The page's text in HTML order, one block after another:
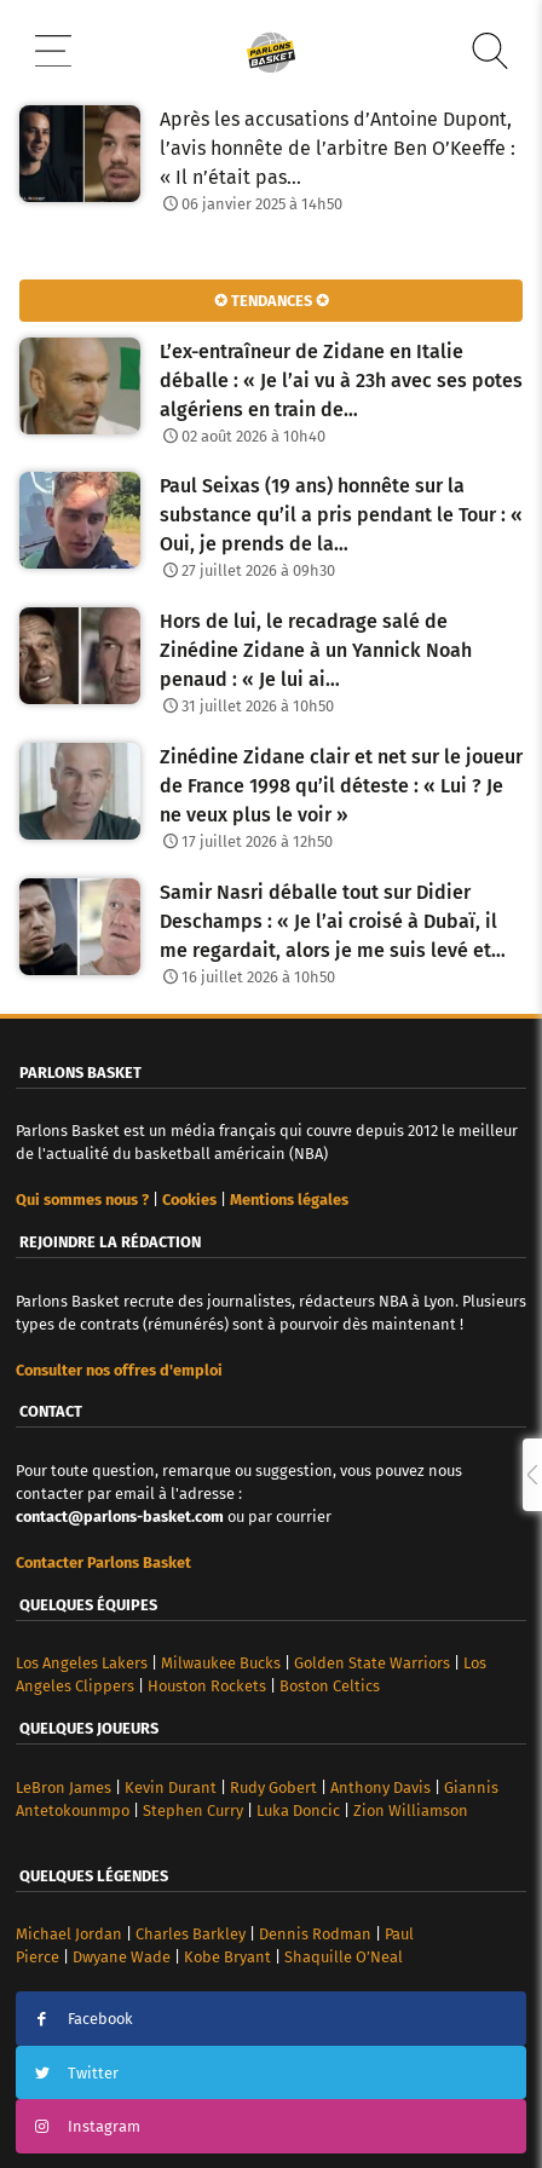
contenu
Après les accusations d’Antoine Dupont,
l’avis honnête de l’arbitre Ben O’Keeffe :
« Il n’était pas…
06 janvier 2025 à 14h50
✪ TENDANCES ✪
L’ex-entraîneur de Zidane en Italie
déballe : « Je l’ai vu à 23h avec ses potes
algériens en train de…
02 août 2026 à 10h40
Paul Seixas (19 ans) honnête sur la
substance qu’il a pris pendant le Tour : «
Oui, je prends de la…
27 juillet 2026 à 09h30
Hors de lui, le recadrage salé de
Zinédine Zidane à un Yannick Noah
penaud : « Je lui ai…
31 juillet 2026 à 10h50
Zinédine Zidane clair et net sur le joueur
de France 1998 qu’il déteste : « Lui ? Je
ne veux plus le voir »
17 juillet 2026 à 12h50
Samir Nasri déballe tout sur Didier
Deschamps : « Je l’ai croisé à Dubaï, il
me regardait, alors je me suis levé et…
16 juillet 2026 à 10h50
PARLONS BASKET
Parlons Basket est un média français qui couvre depuis 2012 le meilleur
de l'actualité du basketball américain (NBA)
Qui sommes nous ?| Cookies| Mentions légales
REJOINDRE LA RÉDACTION
Parlons Basket recrute des journalistes, rédacteurs NBA à Lyon. Plusieurs
types de contrats (rémunérés) sont à pourvoir dès maintenant !
Consulter nos offres d'emploi
CONTACT
Pour toute question, remarque ou suggestion, vous pouvez nous
contacter par email à l'adresse :
contact@parlons-basket.com ou par courrier
Contacter Parlons Basket
QUELQUES ÉQUIPES
Los Angeles Lakers| Milwaukee Bucks| Golden State Warriors| Los
Angeles Clippers| Houston Rockets| Boston Celtics
QUELQUES JOUEURS
LeBron James| Kevin Durant Rudy Gobert Anthony Davis| Giannis
Antetokounmpo| Stephen Curry| Luka Doncic| Zion Williamson
QUELQUES LÉGENDES
Michael Jordan Charles Barkley| Dennis Rodman
Paul
Pierce| Dwyane Wade| Kobe Bryant| Shaquille O’Neal
Facebook
Twitter
Instagram